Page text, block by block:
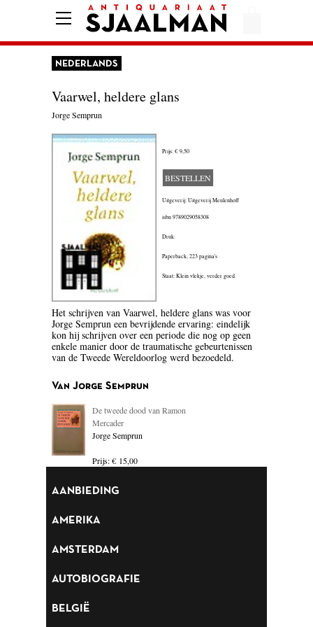
AANBIEDING
AUTOBIOGRAFIE
BIOGRAFIE
BLOEMLEZING
BOEKENWEEK GESCHENK
BRIEVEN
CARTOONS
COLUMNS
DONATEURS LITERAIR
NEDERLAND
NEDERLANDS
Vaarwel, heldere glans
Jorge Semprun
Prijs: € 9,50
BESTELLEN
Uitgeverij: Uitgeverij Meulenhoff
isbn 9789029058308
Druk:
Paperback, 223 pagina's
Staat: Klein vlekje, verder goed.
Het schrijven van Vaarwel, heldere glans was voor
Jorge Semprun een bevrijdende ervaring: eindelijk
kon hij schrijven over een periode die nog op geen
enkele manier door de traumatische gebeurtenissen
van de Tweede Wereldoorlog werd bezoedeld.
Van Jorge Semprun
De tweede dood van Ramon
Mercader
Jorge Semprun
Prijs: € 15,00
AANBIEDING
AMERIKA
AMSTERDAM
AUTOBIOGRAFIE
BELGIË